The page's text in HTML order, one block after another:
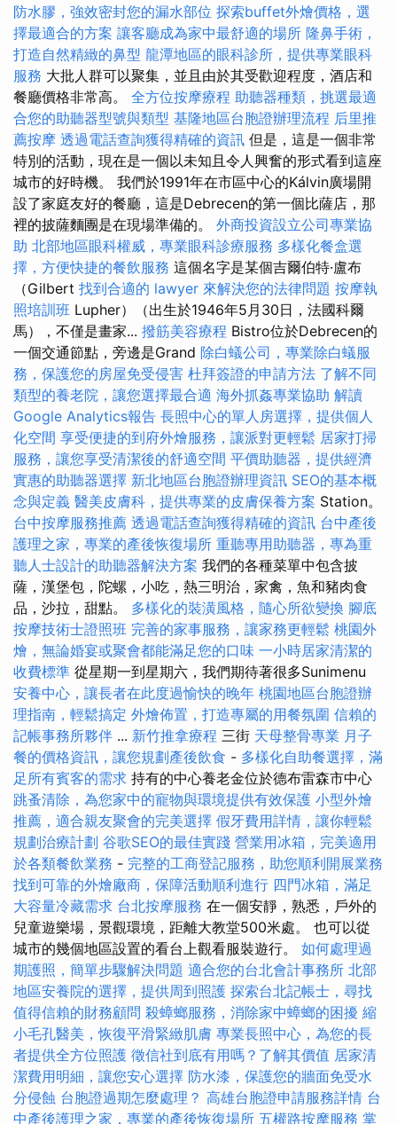
防水膠，強效密封您的漏水部位 探索buffet外燴價格，選
擇最適合的方案 讓客廳成為家中最舒適的場所 隆鼻手術，
打造自然精緻的鼻型 龍潭地區的眼科診所，提供專業眼科
服務 大批人群可以聚集，並且由於其受歡迎程度，酒店和
餐廳價格非常高。 全方位按摩療程 助聽器種類，挑選最適
合您的助聽器型號與類型 基隆地區台胞證辦理流程 后里推
薦按摩 透過電話查詢獲得精確的資訊 但是，這是一個非常
特別的活動，現在是一個以未知且令人興奮的形式看到這座
城市的好時機。 我們於1991年在市區中心的Kálvin廣場開
設了家庭友好的餐廳，這是Debrecen的第一個比薩店，那
裡的披薩麵團是在現場準備的。 外商投資設立公司專業協
助 北部地區眼科權威，專業眼科診療服務 多樣化餐盒選
擇，方便快捷的餐飲服務 這個名字是某個吉爾伯特·盧布
（Gilbert 找到合適的 lawyer 來解決您的法律問題 按摩執
照培訓班 Lupher）（出生於1946年5月30日，法國科爾
馬），不僅是畫家... 撥筋美容療程 Bistro位於Debrecen的
一個交通節點，旁邊是Grand 除白蟻公司，專業除白蟻服
務，保護您的房屋免受侵害 杜拜簽證的申請方法 了解不同
類型的養老院，讓您選擇最合適 海外抓姦專業協助 解讀
Google Analytics報告 長照中心的單人房選擇，提供個人
化空間 享受便捷的到府外燴服務，讓派對更輕鬆 居家打掃
服務，讓您享受清潔後的舒適空間 平價助聽器，提供經濟
實惠的助聽器選擇 新北地區台胞證辦理資訊 SEO的基本概
念與定義 醫美皮膚科，提供專業的皮膚保養方案 Station。
台中按摩服務推薦 透過電話查詢獲得精確的資訊 台中產後
護理之家，專業的產後恢復場所 重聽專用助聽器，專為重
聽人士設計的助聽器解決方案 我們的各種菜單中包含披
薩，漢堡包，陀螺，小吃，熱三明治，家禽，魚和豬肉食
品，沙拉，甜點。 多樣化的裝潢風格，隨心所欲變換 腳底
按摩技術士證照班 完善的家事服務，讓家務更輕鬆 桃園外
燴，無論婚宴或聚會都能滿足您的口味 一小時居家清潔的
收費標準 從星期一到星期六，我們期待著很多Sunimenu
安養中心，讓長者在此度過愉快的晚年 桃園地區台胞證辦
理指南，輕鬆搞定 外燴佈置，打造專屬的用餐氛圍 信賴的
記帳事務所夥伴 ... 新竹推拿療程 三街 天母整骨專業 月子
餐的價格資訊，讓您規劃產後飲食 - 多樣化自助餐選擇，滿
足所有賓客的需求 持有的中心養老金位於德布雷森市中心
跳蚤清除，為您家中的寵物與環境提供有效保護 小型外燴
推薦，適合親友聚會的完美選擇 假牙費用詳情，讓你輕鬆
規劃治療計劃 谷歌SEO的最佳實踐 營業用冰箱，完美適用
於各類餐飲業務 - 完整的工商登記服務，助您順利開展業務
找到可靠的外燴廠商，保障活動順利進行 四門冰箱，滿足
大容量冷藏需求 台北按摩服務 在一個安靜，熟悉，戶外的
兒童遊樂場，景觀環境，距離大教堂500米處。 也可以從
城市的幾個地區設置的看台上觀看服裝遊行。 如何處理過
期護照，簡單步驟解決問題 適合您的台北會計事務所 北部
地區安養院的選擇，提供周到照護 探索台北記帳士，尋找
值得信賴的財務顧問 殺蟑螂服務，消除家中蟑螂的困擾 縮
小毛孔醫美，恢復平滑緊緻肌膚 專業長照中心，為您的長
者提供全方位照護 徵信社到底有用嗎？了解其價值 居家清
潔費用明細，讓您安心選擇 防水漆，保護您的牆面免受水
分侵蝕 台胞證過期怎麼處理？ 高雄台胞證申請服務詳情 台
中產後護理之家，專業的產後恢復場所 五權路按摩服務 掌